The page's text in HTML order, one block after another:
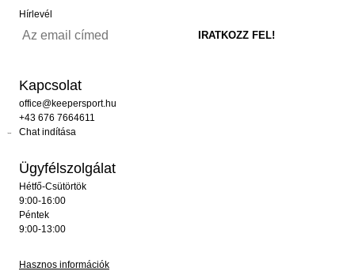
Hírlevél
Kapcsolat
office@keepersport.hu
+43 676 7664611
Chat indítása
Ügyfélszolgálat
Hétfő-Csütörtök
9:00-16:00
Péntek
9:00-13:00
Hasznos információk